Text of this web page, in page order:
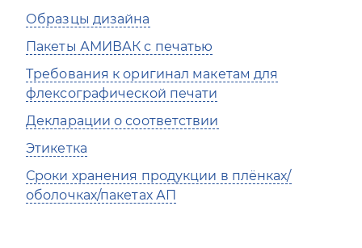
Образцы дизайна
Пакеты АМИВАК с печатью
Требования к оригинал макетам для
флексографической печати
Декларации о соответствии
Этикетка
Сроки хранения продукции в плёнках/
оболочках/пакетах АП